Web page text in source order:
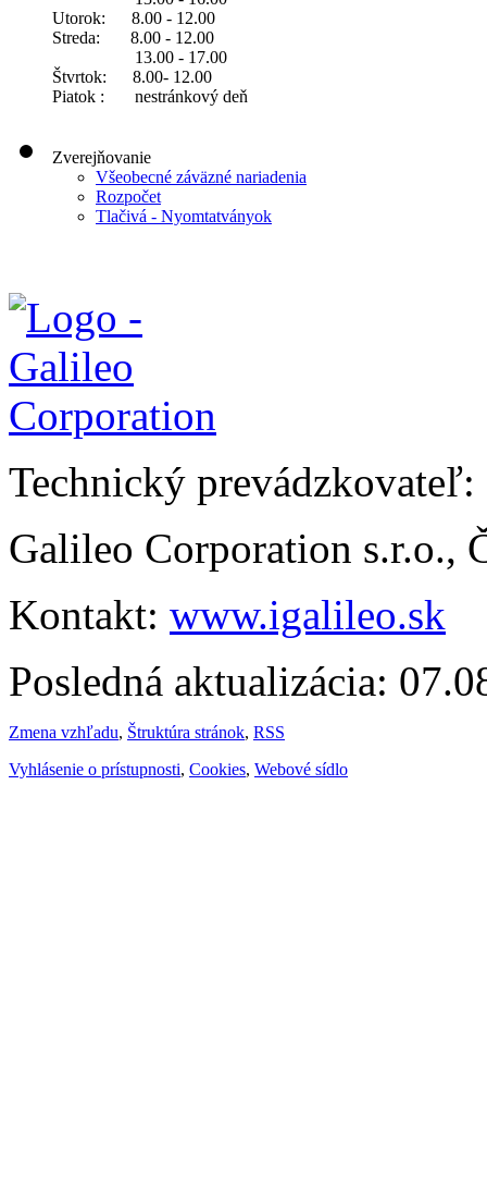
Utorok: 8.00 - 12.00
Streda: 8.00 - 12.00
13.00 - 17.00
Štvrtok: 8.00- 12.00
Piatok : nestránkový deň
Zverejňovanie
Všeobecné záväzné nariadenia
Rozpočet
Tlačivá - Nyomtatványok
Technický prevádzkovateľ:
Galileo Corporation s.r.o.,
Kontakt: www.igalileo.sk
Posledná aktualizácia:
Zmena vzhľadu, Štruktúra stránok, RSS
Vyhlásenie o prístupnosti, Cookies, Webové sídlo